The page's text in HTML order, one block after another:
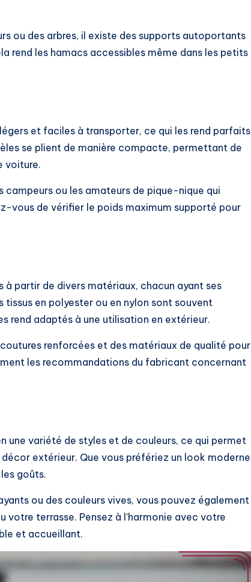
ou des arbres, il existe des supports autoportants
rend les hamacs accessibles même dans les petits
et faciles à transporter, ce qui les rend parfaits
se plient de manière compacte, permettant de
voiture.
ou les amateurs de pique-nique qui
vous de vérifier le poids maximum supporté pour
à partir de divers matériaux, chacun ayant ses
en polyester ou en nylon sont souvent
rend adaptés à une utilisation en extérieur.
renforcées et des matériaux de qualité pour
les recommandations du fabricant concernant
une variété de styles et de couleurs, ce qui permet
extérieur. Que vous préfériez un look moderne
goûts.
ou des couleurs vives, vous pouvez également
terrasse. Pensez à l’harmonie avec votre
et accueillant.